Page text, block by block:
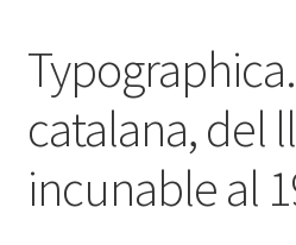
catalana, del
incunable al